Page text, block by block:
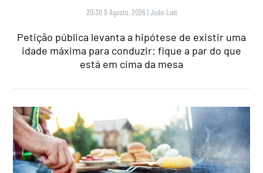
20:30 9 Agosto, 2026 |João Luís
Petição pública levanta a hipótese de existir uma
idade máxima para conduzir: fique a par do que
está em cima da mesa